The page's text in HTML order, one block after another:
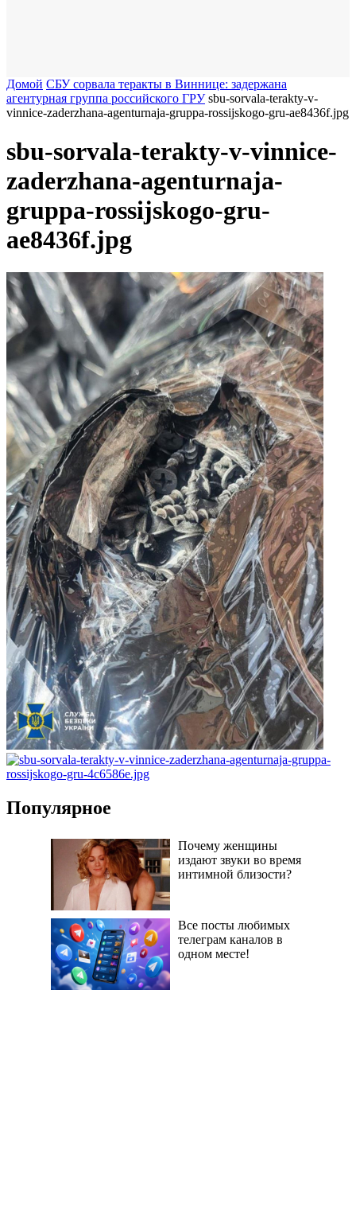
Домой СБУ сорвала теракты в Виннице: задержана
агентурная группа российского ГРУ sbu-sorvala-terakty-v-
vinnice-zaderzhana-agenturnaja-gruppa-rossijskogo-gru-ae8436f.jpg
sbu-sorvala-terakty-v-vinnice-
zaderzhana-agenturnaja-
gruppa-rossijskogo-gru-
ae8436f.jpg
Популярное
Почему женщины
издают звуки во время
интимной близости?
Все посты любимых
телеграм каналов в
одном месте!